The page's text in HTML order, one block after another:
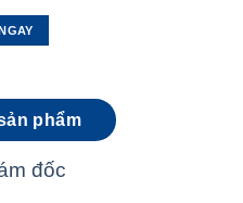
phẩm
đốc